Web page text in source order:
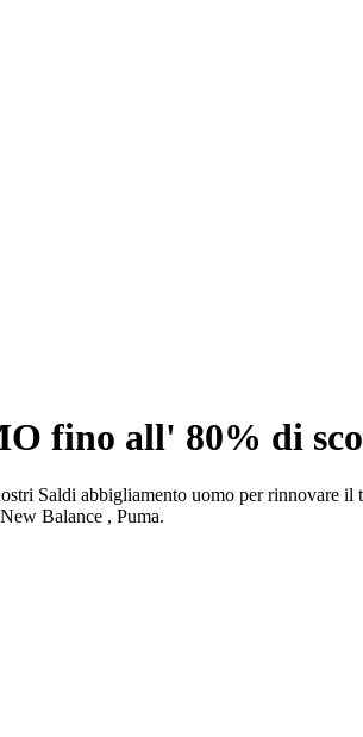
fino all' 80% di
Saldi abbigliamento uomo per rinnovare
Balance , Puma.